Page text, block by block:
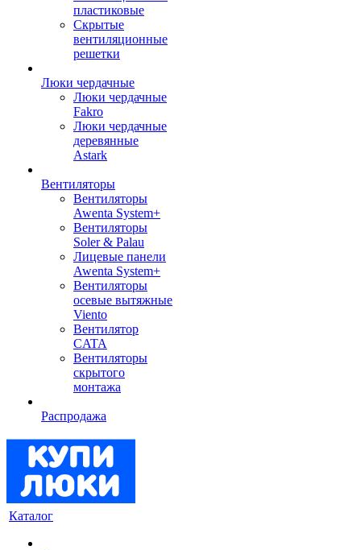
пластиковые
Скрытые
вентиляционные
решетки
Люки чердачные
Люки чердачные
Fakro
Люки чердачные
деревянные
Astark
Вентиляторы
Вентиляторы
Awenta System+
Вентиляторы
Soler & Palau
Лицевые панели
Awenta System+
Вентиляторы
осевые вытяжные
Viento
Вентилятор
CATA
Вентиляторы
скрытого
монтажа
Распродажа
Каталог